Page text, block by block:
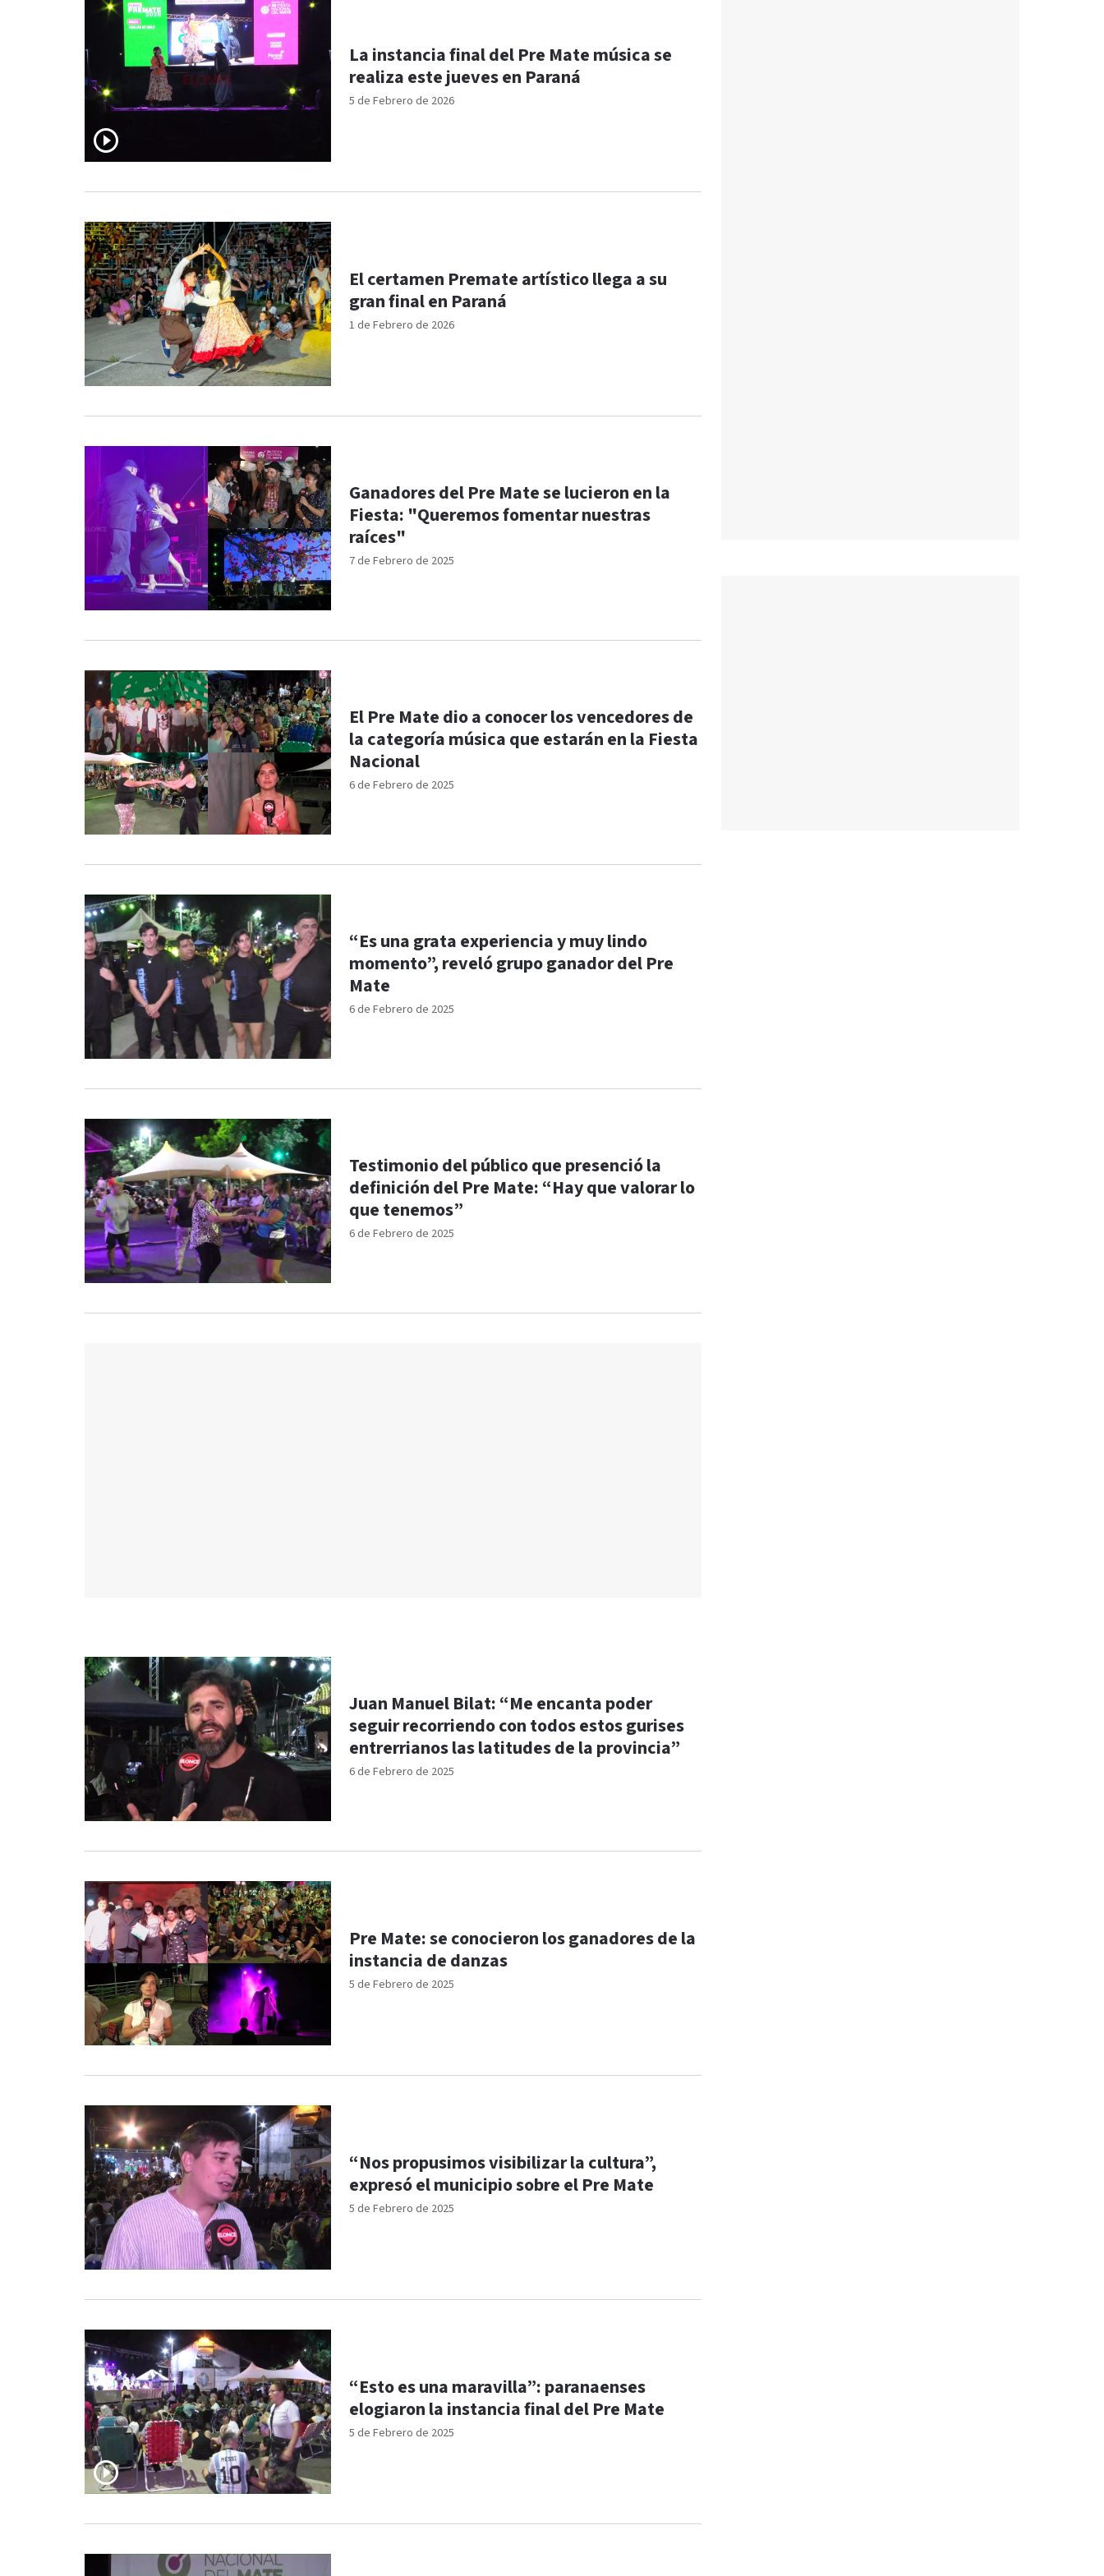
5 de Febrero de 2026
La instancia final del Pre Mate música se
realiza este jueves en Paraná
1 de Febrero de 2026
El certamen Premate artístico llega a su
gran final en Paraná
7 de Febrero de 2025
Ganadores del Pre Mate se lucieron en la
Fiesta: "Queremos fomentar nuestras
raíces"
6 de Febrero de 2025
El Pre Mate dio a conocer los vencedores de
la categoría música que estarán en la Fiesta
Nacional
6 de Febrero de 2025
“Es una grata experiencia y muy lindo
momento”, reveló grupo ganador del Pre
Mate
6 de Febrero de 2025
Testimonio del público que presenció la
definición del Pre Mate: “Hay que valorar lo
que tenemos”
6 de Febrero de 2025
Juan Manuel Bilat: “Me encanta poder
seguir recorriendo con todos estos gurises
entrerrianos las latitudes de la provincia”
5 de Febrero de 2025
Pre Mate: se conocieron los ganadores de la
instancia de danzas
5 de Febrero de 2025
“Nos propusimos visibilizar la cultura”,
expresó el municipio sobre el Pre Mate
5 de Febrero de 2025
“Esto es una maravilla”: paranaenses
elogiaron la instancia final del Pre Mate